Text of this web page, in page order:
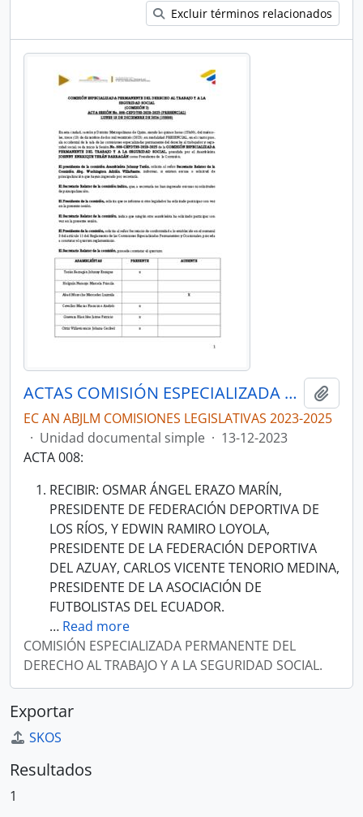
Excluir términos relacionados
ACTAS COMISIÓN ESPECIALIZADA PERMANENTE DEL DERECHO AL TRABAJO Y A LA SEGURIDAD SOCIAL
EC AN ABJLM COMISIONES LEGISLATIVAS 2023-2025
· Unidad documental simple · 13-12-2023
ACTA 008:
RECIBIR: OSMAR ÁNGEL ERAZO MARÍN,
PRESIDENTE DE FEDERACIÓN DEPORTIVA DE
LOS RÍOS, Y EDWIN RAMIRO LOYOLA,
PRESIDENTE DE LA FEDERACIÓN DEPORTIVA
DEL AZUAY, CARLOS VICENTE TENORIO MEDINA,
PRESIDENTE DE LA ASOCIACIÓN DE
FUTBOLISTAS DEL ECUADOR.
… Read more
COMISIÓN ESPECIALIZADA PERMANENTE DEL
DERECHO AL TRABAJO Y A LA SEGURIDAD SOCIAL.
Exportar
SKOS
Resultados
1